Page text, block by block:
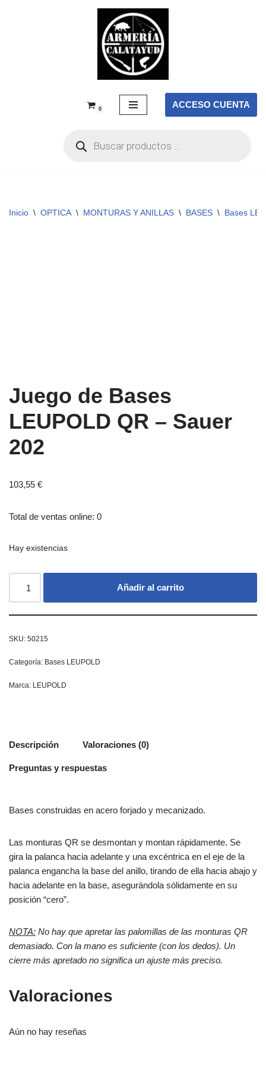
0 ACCESO CUENTA
Inicio \ OPTICA \ MONTURAS Y ANILLAS \ BASES \ Bases
Juego de Bases
LEUPOLD QR – Sauer
202
103,55 €
Total de ventas online: 0
Hay existencias
Añadir al carrito
SKU: 50215
Categoría: Bases LEUPOLD
Marca: LEUPOLD
Descripción Valoraciones (0)
Preguntas y respuestas
Bases construidas en acero forjado y mecanizado.
Las monturas QR se desmontan y montan rápidamente. Se
gira la palanca hacia adelante y una excéntrica en el eje de la
palanca engancha la base del anillo, tirando de ella hacia abajo y
hacia adelante en la base, asegurándola sólidamente en su
posición “cero”.
NOTA: No hay que apretar las palomillas de las monturas QR
demasiado. Con la mano es suficiente (con los dedos). Un
cierre más apretado no significa un ajuste más preciso.
Valoraciones
Aún no hay reseñas